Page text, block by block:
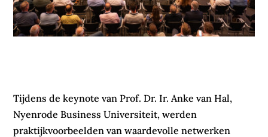
Tijdens de keynote van Prof. Dr. Ir. Anke van Hal,
Nyenrode Business Universiteit, werden
praktijkvoorbeelden van waardevolle netwerken